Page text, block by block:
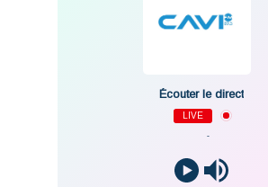
Écouter le direct
LIVE